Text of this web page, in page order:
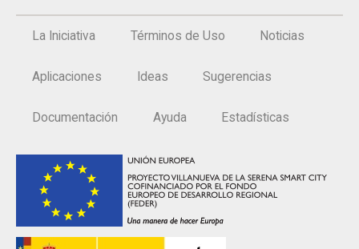
La Iniciativa Términos de Uso Noticias
Aplicaciones Ideas Sugerencias
Documentación Ayuda Estadísticas